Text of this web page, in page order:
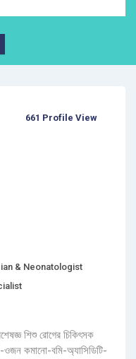
& Neonatologist
শিশু রোগের চিকিৎসক
ওজন কমানো-বমি-অ্যাসিডিটি-
661 Profile View